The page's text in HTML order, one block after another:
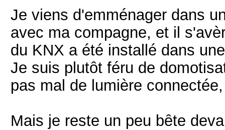
Je viens d'emménager dans
avec ma compagne, et il
du KNX a été installé dans
Je suis plutôt féru de
pas mal de lumière
Mais je reste un peu bête